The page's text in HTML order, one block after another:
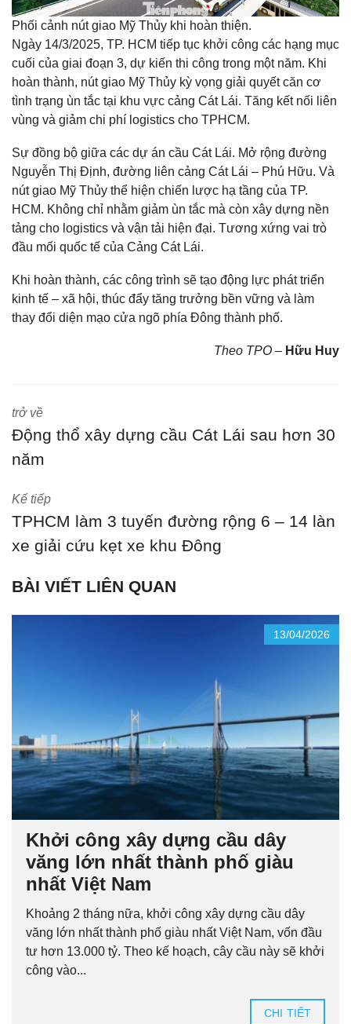
Phối cảnh nút giao Mỹ Thủy khi hoàn thiện.
Ngày 14/3/2025, TP. HCM tiếp tục khởi công các hạng mục
cuối của giai đoạn 3, dự kiến thi công trong một năm. Khi
hoàn thành, nút giao Mỹ Thủy kỳ vọng giải quyết căn cơ
tình trạng ùn tắc tại khu vực cảng Cát Lái. Tăng kết nối liên
vùng và giảm chi phí logistics cho TPHCM.
Sự đồng bộ giữa các dự án cầu Cát Lái. Mở rộng đường
Nguyễn Thị Định, đường liên cảng Cát Lái – Phú Hữu. Và
nút giao Mỹ Thủy thể hiện chiến lược hạ tầng của TP.
HCM. Không chỉ nhằm giảm ùn tắc mà còn xây dựng nền
tảng cho logistics và vận tải hiện đại. Tương xứng vai trò
đầu mối quốc tế của Cảng Cát Lái.
Khi hoàn thành, các công trình sẽ tạo động lực phát triển
kinh tế – xã hội, thúc đẩy tăng trưởng bền vững và làm
thay đổi diện mạo cửa ngõ phía Đông thành phố.
Theo TPO – Hữu Huy
trở về
Động thổ xây dựng cầu Cát Lái sau hơn 30
năm
Kế tiếp
TPHCM làm 3 tuyến đường rộng 6 – 14 làn
xe giải cứu kẹt xe khu Đông
BÀI VIẾT LIÊN QUAN
13/04/2026
Khởi công xây dựng cầu dây
văng lớn nhất thành phố giàu
nhất Việt Nam
Khoảng 2 tháng nữa, khởi công xây dựng cầu dây
văng lớn nhất thành phố giàu nhất Việt Nam, vốn đầu
tư hơn 13.000 tỷ. Theo kế hoạch, cây cầu này sẽ khởi
công vào...
CHI TIẾT